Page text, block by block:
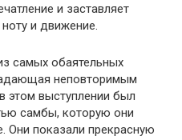
и заставляет
и движение.
самых обаятельных
неповторимым
этом выступлении был
самбы, которую они
Они показали прекрасную